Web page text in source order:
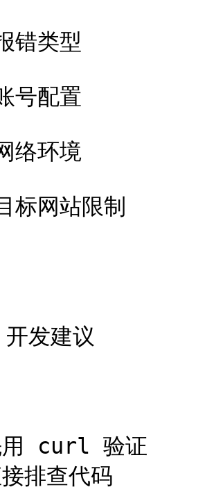
错类型
号配置
络环境
网站限制
发建议
用 curl 验证
排查代码